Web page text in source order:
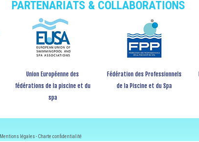
PARTENARIATS & COLLABORATIONS
Union Européenne des
fédérations de la piscine et du
spa
Fédération des Professionnels
de la Piscine et du Spa
Mentions légales-Charte confidentialité